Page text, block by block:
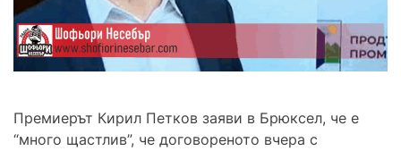
Премиерът Кирил Петков заяви в Брюксел, че е
“много щастлив”, че договореното вчера с